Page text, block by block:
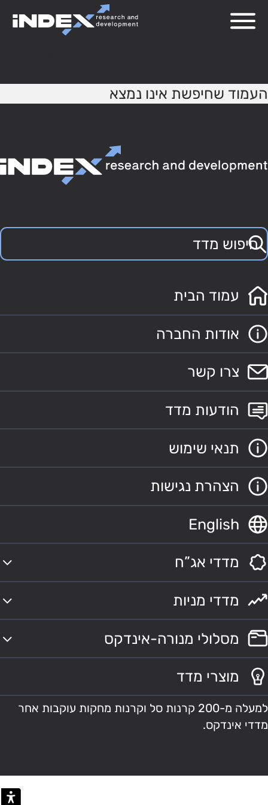
העמוד שחיפשת אינו נמצא
עמוד הבית
אודות החברה
צרו קשר
הודעות מדד
תנאי שימוש
הצהרת נגישות
English
מדדי אג”ח
מדדי מניות
מסלולי מנורה-אינדקס
מוצרי מדד
למעלה מ-200 קרנות סל וקרנות מחקות עוקבות אחר
מדדי אינדקס.